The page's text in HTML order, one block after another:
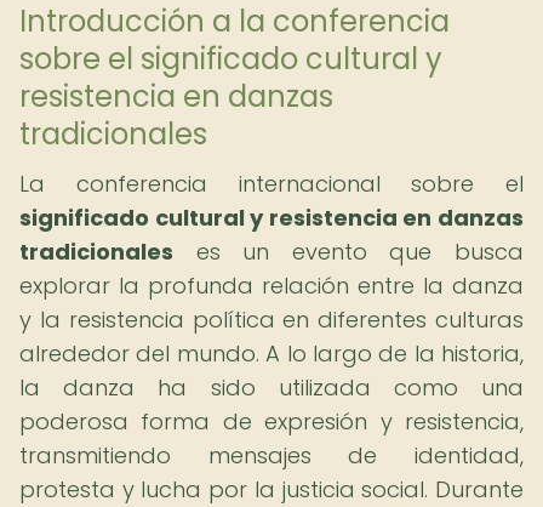
Introducción a la conferencia
sobre el significado cultural y
resistencia en danzas
tradicionales
La conferencia internacional sobre el
significado cultural y resistencia en danzas
tradicionales es un evento que busca
explorar la profunda relación entre la danza
y la resistencia política en diferentes culturas
alrededor del mundo. A lo largo de la historia,
la danza ha sido utilizada como una
poderosa forma de expresión y resistencia,
transmitiendo mensajes de identidad,
protesta y lucha por la justicia social. Durante